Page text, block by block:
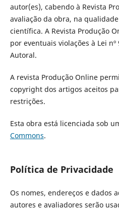
autor(es), cabendo à Revista
avaliação da obra, na
científica. A Revista Produção
por eventuais violações à Lei
Autoral.
A revista Produção Online
copyright dos artigos aceitos
restrições.
Esta obra está licenciada sob
Commons.
Política de Privacidade
Os nomes, endereços e dados
autores e avaliadores serão